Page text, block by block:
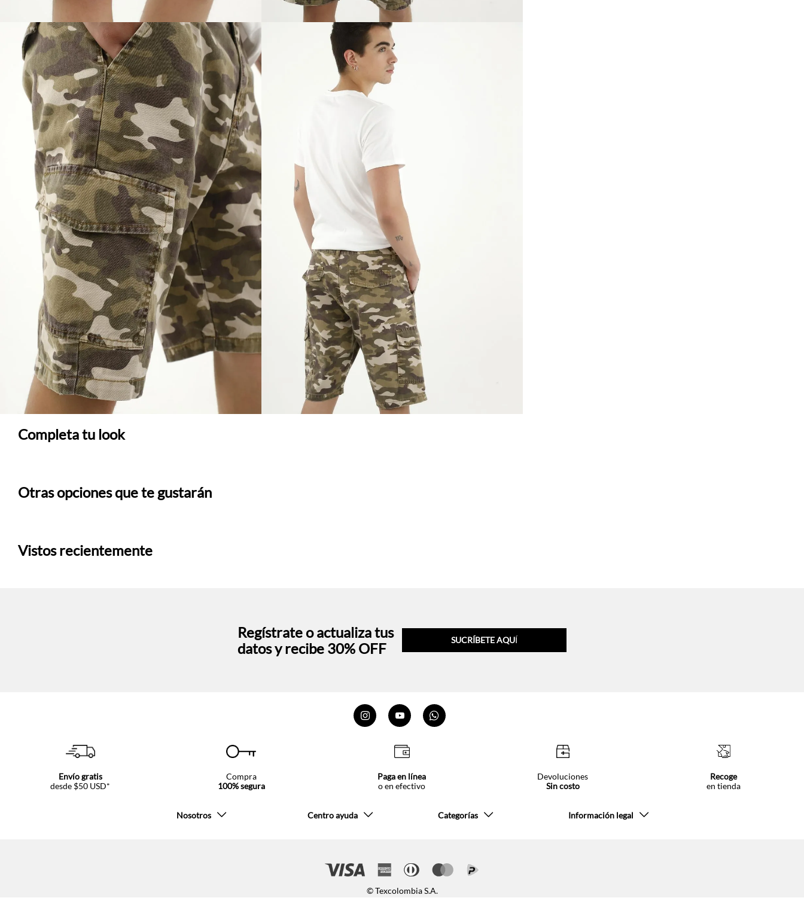
Completa tu look
Otras opciones que te gustarán
Vistos recientemente
Regístrate o actualiza tus
datos y recibe 30% OFF
SUCRÍBETE AQUÍ
Envío gratis
desde $50 USD*
Compra
100% segura
Paga en línea
o en efectivo
Devoluciones
Sin costo
Recoge
en tienda
Nosotros Centro ayuda Categorías Información legal
© Texcolombia S.A.